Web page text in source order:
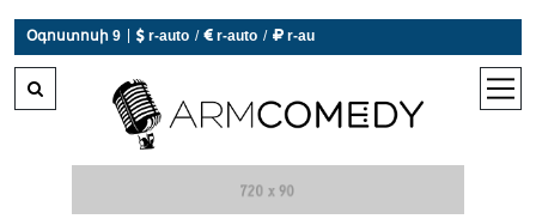
Օգոստոսի 9  r-auto /  r-auto /  r-au
open